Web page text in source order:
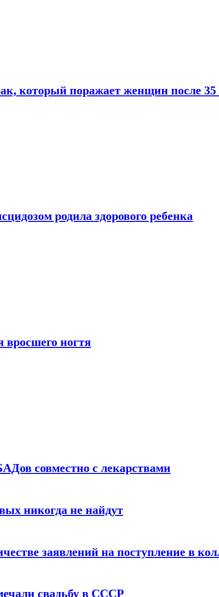
который поражает женщин после 35
родила здорового ребенка
вросшего ногтя
совместно с лекарствами
никогда не найдут
заявлений на поступление в
свадьбу в СССР